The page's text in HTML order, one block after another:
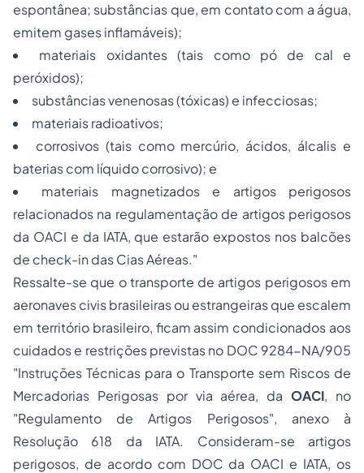
espontânea; substâncias que, em contato com a água,
emitem gases inflamáveis);
materiais oxidantes (tais como pó de cal e
peróxidos);
substâncias venenosas (tóxicas) e infecciosas;
materiais radioativos;
corrosivos (tais como mercúrio, ácidos, álcalis e
baterias com líquido corrosivo); e
materiais magnetizados e artigos perigosos
relacionados na regulamentação de artigos perigosos
da OACI e da IATA, que estarão expostos nos balcões
de check-in das Cias Aéreas."
Ressalte-se que o transporte de artigos perigosos em
aeronaves civis brasileiras ou estrangeiras que escalem
em território brasileiro, ficam assim condicionados aos
cuidados e restrições previstas no DOC 9284-NA/905
"Instruções Técnicas para o Transporte sem Riscos de
Mercadorias Perigosas por via aérea, daOACI, no
"Regulamento de Artigos Perigosos", anexo à
Resolução 618 da IATA. Consideram-se artigos
perigosos, de acordo com DOC da OACI e IATA, os